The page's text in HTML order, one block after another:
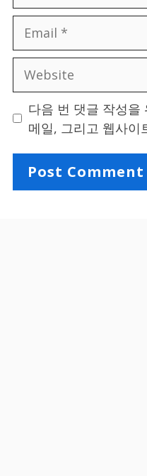
Website
다음 번 댓글 작성을
메일, 그리고 웹사이